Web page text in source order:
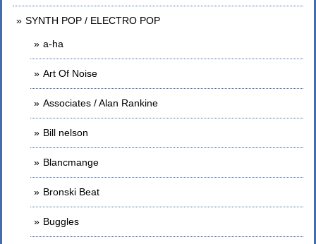
SYNTH POP / ELECTRO POP
a-ha
Art Of Noise
Associates / Alan Rankine
Bill nelson
Blancmange
Bronski Beat
Buggles